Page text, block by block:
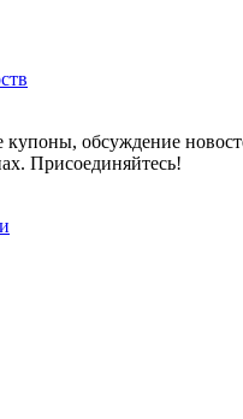
обсуждение
Присоединяйтесь!